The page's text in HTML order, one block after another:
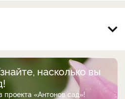
насколько вы
проекта «Антонов сад»!